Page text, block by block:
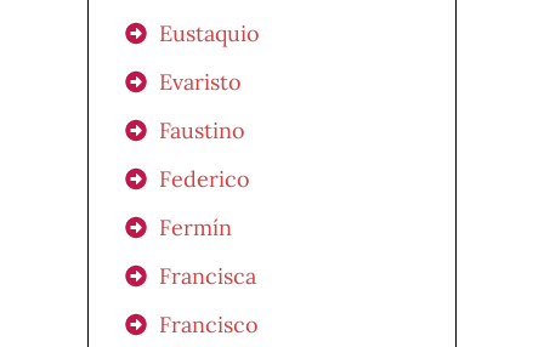
Eustaquio
Evaristo
Faustino
Federico
Fermín
Francisca
Francisco